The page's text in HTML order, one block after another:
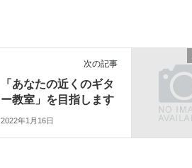
次の記事
「あなたの近くのギタ
ー教室」を目指します
2022年1月16日